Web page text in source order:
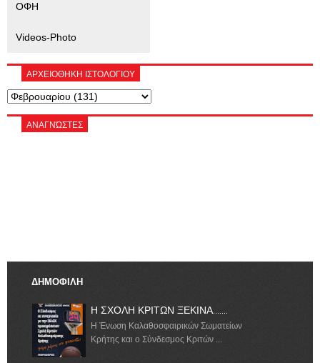
ΟΦΗ
Videos-Photo
ΑΡΧΕΙΟΘΗΚΗ ΙΣΤΟΛΟΓΙΟΥ
ΑΝΑΓΝΏΣΤΕΣ
ΔΗΜΟΦΙΛΗ
Η ΣΧΟΛΗ ΚΡΙΤΩΝ ΞΕΚΙΝΑ.......
Η Ένωση Καλαθοσφαιρικών Σωματείων
Κρήτης και ο Σύνδεσμος Κριτών ...